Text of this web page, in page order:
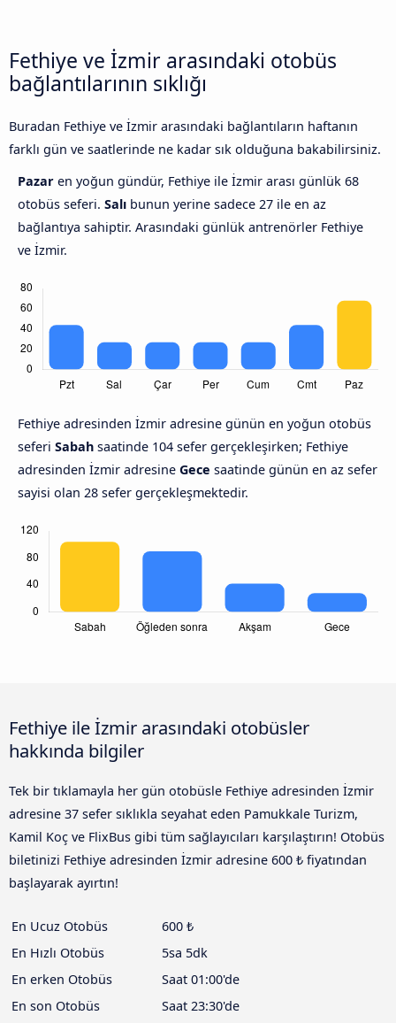
Fethiye ve İzmir arasındaki otobüs
bağlantılarının sıklığı
Buradan Fethiye ve İzmir arasındaki bağlantıların haftanın
farklı gün ve saatlerinde ne kadar sık olduğuna bakabilirsiniz.
Pazar en yoğun gündür, Fethiye ile İzmir arası günlük 68
otobüs seferi. Salı bunun yerine sadece 27 ile en az
bağlantıya sahiptir. Arasındaki günlük antrenörler Fethiye
ve İzmir.
Fethiye adresinden İzmir adresine günün en yoğun otobüs
seferi Sabah saatinde 104 sefer gerçekleşirken; Fethiye
adresinden İzmir adresine Gece saatinde günün en az sefer
sayisi olan 28 sefer gerçekleşmektedir.
Fethiye ile İzmir arasındaki otobüsler
hakkında bilgiler
Tek bir tıklamayla her gün otobüsle Fethiye adresinden İzmir
adresine 37 sefer sıklıkla seyahat eden Pamukkale Turizm,
Kamil Koç ve FlixBus gibi tüm sağlayıcıları karşılaştırın! Otobüs
biletinizi Fethiye adresinden İzmir adresine 600 ₺ fiyatından
başlayarak ayırtın!
En Ucuz Otobüs
600 ₺
En Hızlı Otobüs
5sa 5dk
En erken Otobüs
Saat 01:00'de
En son Otobüs
Saat 23:30'de